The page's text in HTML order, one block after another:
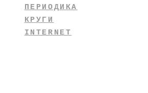
ПЕРИОДИКА
КРУГИ
INTERNET